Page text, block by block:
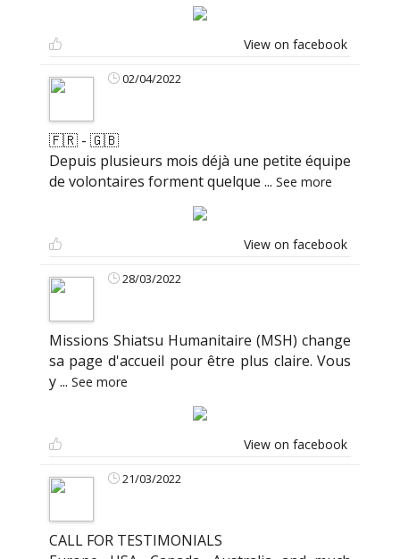
View on facebook
02/04/2022
🇫🇷 - 🇬🇧
Depuis plusieurs mois déjà une petite équipe
de volontaires forment quelque ... See more
View on facebook
28/03/2022
Missions Shiatsu Humanitaire (MSH) change
sa page d'accueil pour être plus claire. Vous
y... See more
View on facebook
21/03/2022
CALL FOR TESTIMONIALS